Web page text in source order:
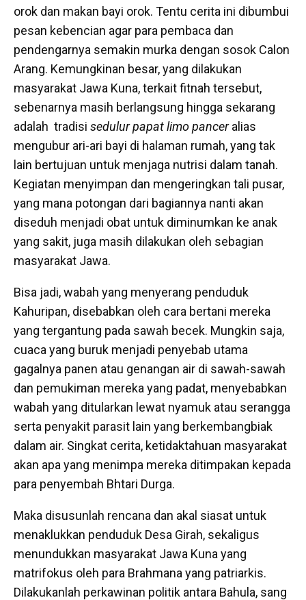
orok dan makan bayi orok. Tentu cerita ini dibumbui
pesan kebencian agar para pembaca dan
pendengarnya semakin murka dengan sosok Calon
Arang. Kemungkinan besar, yang dilakukan
masyarakat Jawa Kuna, terkait fitnah tersebut,
sebenarnya masih berlangsung hingga sekarang
adalah tradisi sedulur papat limo panceralias
mengubur ari-ari bayi di halaman rumah, yang tak
lain bertujuan untuk menjaga nutrisi dalam tanah.
Kegiatan menyimpan dan mengeringkan tali pusar,
yang mana potongan dari bagiannya nanti akan
diseduh menjadi obat untuk diminumkan ke anak
yang sakit, juga masih dilakukan oleh sebagian
masyarakat Jawa.
Bisa jadi, wabah yang menyerang penduduk
Kahuripan, disebabkan oleh cara bertani mereka
yang tergantung pada sawah becek. Mungkin saja,
cuaca yang buruk menjadi penyebab utama
gagalnya panen atau genangan air di sawah-sawah
dan pemukiman mereka yang padat, menyebabkan
wabah yang ditularkan lewat nyamuk atau serangga
serta penyakit parasit lain yang berkembangbiak
dalam air. Singkat cerita, ketidaktahuan masyarakat
akan apa yang menimpa mereka ditimpakan kepada
para penyembah Bhtari Durga.
Maka disusunlah rencana dan akal siasat untuk
menaklukkan penduduk Desa Girah, sekaligus
menundukkan masyarakat Jawa Kuna yang
matrifokus oleh para Brahmana yang patriarkis.
Dilakukanlah perkawinan politik antara Bahula, sang